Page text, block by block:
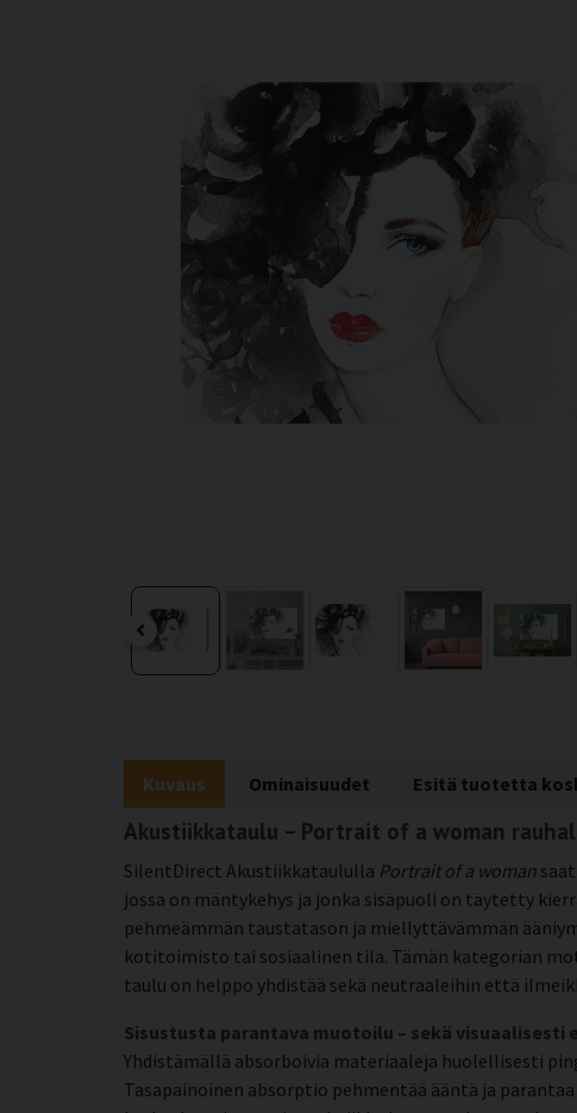
Kuvaus Ominaisuudet Esitä tuotetta
Akustiikkataulu – Portrait of a woman
SilentDirect Akustiikkataululla Portrait of a woman
jossa on mäntykehys ja jonka sisäpuoli on täytetty
pehmeämmän taustatason ja miellyttävämmän
kotitoimisto tai sosiaalinen tila. Tämän kategorian
taulu on helppo yhdistää sekä neutraaleihin että
Sisustusta parantava muotoilu – sekä visuaalisesti
Yhdistämällä absorboivia materiaaleja huolellisesti
Tasapainoinen absorptio pehmentää ääntä ja